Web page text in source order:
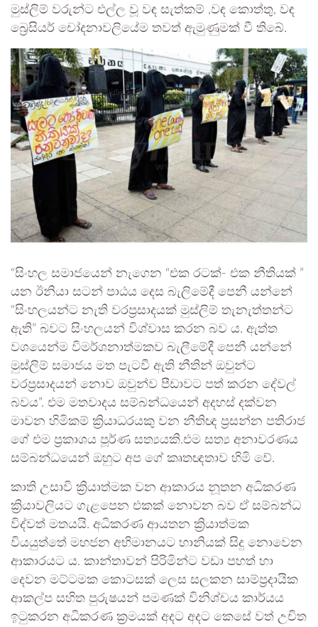
මුස්ලිම් වරුන්ට එල්ල වූ වඳ සැත්කම් ,වඳ කොත්තු, වඳ
බ්‍රෙසියර් චෝදනාවලියේම තවත් ඇමුණුමක් වී තිබේ.
“සිංහල සමාජයෙන් නැගෙන “එක රටක්- එක නීතියක් ”
යන ඊනියා සටන් පාඨය දෙස බැලිමේදී පෙනී යන්නේ
“සිංහලයන්ට නැති වරප්‍රසාදයක් මුස්ලිම් තැනැත්තන්ට
ඇති” බවට සිංහලයන් විශ්වාස කරන බව ය. ඇත්ත
වශයෙන්ම විමර්ශනාත්මකව බැලීමේදී පෙනී යන්නේ
මුස්ලිම් සමාජය මත පැටවී ඇති නීතින් ඔවුන්ට
වරප්‍රසාදයන් නොව ඔවුන්ව පීඩාවට පත් කරන දේවල්
බවය”. එම මතවාදය සම්බන්ධයෙන් අදහස් දක්වන
මාවන හිමිකම් ක්‍රියාධරයකු වන නීතිඥ ප්‍රසන්න පතිරාජ
ගේ එම ප්‍රකාශය පූර්ණ සත්‍යයකි.එම සත්‍ය අනාවරණය
සම්බන්ධයෙන් ඔහුට අප ගේ කෘතඥතාව හිමි වේ.
කාති උසාවි ක්‍රියාත්මක වන ආකාරය නූතන අධිකරණ
ක්‍රියාවලියට ගැළපෙන එකක් නොවන බව ඒ සම්බන්ධ
විද්වත් මතයයි. අධිකරණ ආයතන ක්‍රියාත්මක
වියයුත්තේ මහජන අභිමානයට හානියක් සිදු නොවෙන
ආකාරයට ය. කාන්තාවන් පිරිමින්ට වඩා පහත් හා
දෙවන මට්ටමක කොටසක් ලෙස සලකන සාම්ප්‍රදායික
ආකල්ප සහිත පුරුෂයන් පමණක් විනිශ්චය කාර්යය
ඉටුකරන අධිකරණ ක්‍රමයක් අදට අදට කෙසේ වත් උචිත